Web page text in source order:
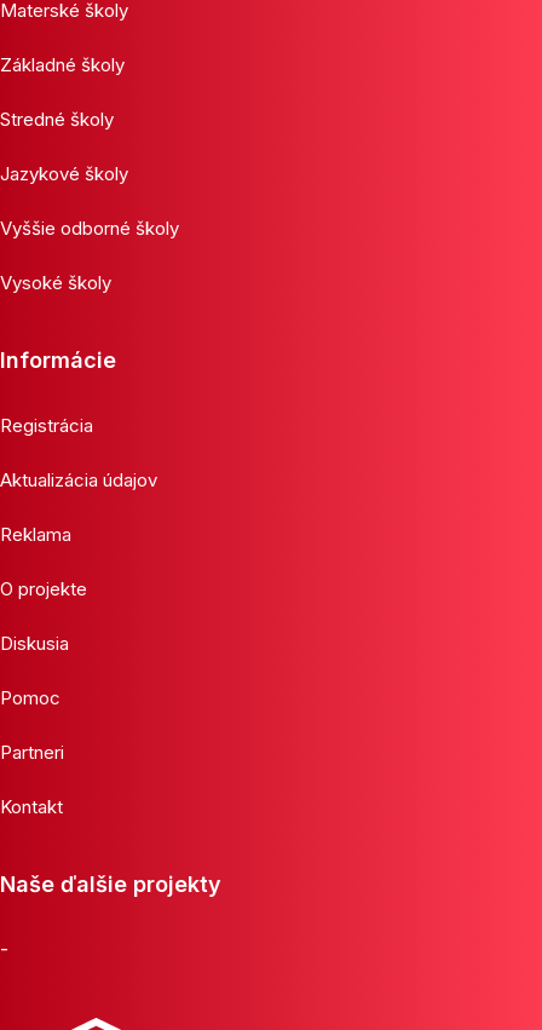
Materské školy
Základné školy
Stredné školy
Jazykové školy
Vyššie odborné školy
Vysoké školy
Informácie
Registrácia
Aktualizácia údajov
Reklama
O projekte
Diskusia
Pomoc
Partneri
Kontakt
Naše ďalšie projekty
-